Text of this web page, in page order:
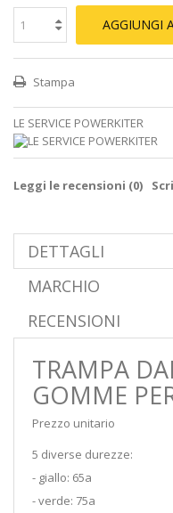
AGGIUNGI
Stampa
LE SERVICE POWERKITER
Leggi le recensioni (0)
DETTAGLI
MARCHIO
RECENSIONI
TRAMPA
GOMME
Prezzo unitario
5 diverse durezze:
- giallo: 65a
- verde: 75a